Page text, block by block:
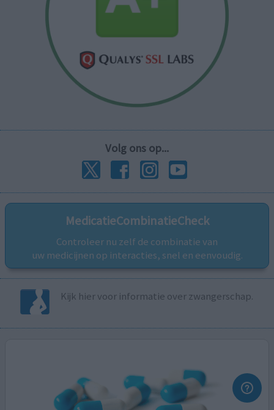
Volg ons op...
MedicatieCombinatieCheck
Controleer nu zelf de combinatie van
uw medicijnen op interacties, snel en eenvoudig.
Kijk hier voor informatie over zwangerschap.